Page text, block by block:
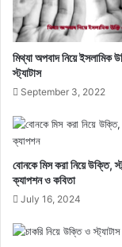
মিথ্যা অপবাদ নিয়ে ইসলামিক
স্ট্যাটাস
September 3, 2022
বোনকে মিস করা নিয়ে উক্তি,
ক্যাপশন ও কবিতা
July 16, 2024